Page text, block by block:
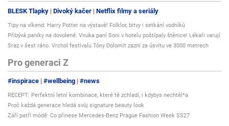
BLESK Tlapky Divoký kačer Netflix filmy a seriály
Tipy na víkend: Harry Potter na výstavě! Folklor, bitvy i setkání vodníků
Přibývá paniky na dovolené: Vnuka paní Soni v hotelu poštípaly štěnice! Lékaři varují
Sraz v šest ráno. Vrchol festivalu Tóny Dolomit zazní za úsvitu ve 3000 metrech
Pro generaci Z
#inspirace #wellbeing #news
RECEPT: Perfektní letní kombinace, které tě zchladí, i kdybys nechtěl*a
Proč každá generace hledá svůj signature beauty look
Září patří módě: Co přinese Mercedes-Benz Prague Fashion Week SS27